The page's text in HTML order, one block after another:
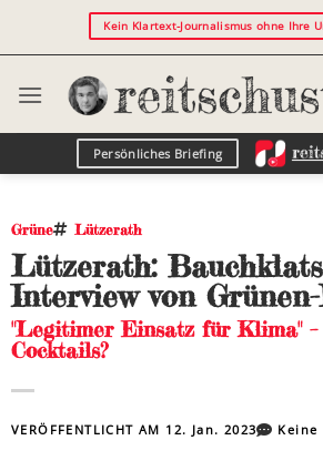
Kein Klartext-Journalismus ohne Ihre
Persönliches Briefing
Grüne Lützerath
Lützerath:
Interview von
"Legitimer Einsatz für Klima"
Cocktails?
VERÖFFENTLICHT AM 12. Jan. 2023 Keine